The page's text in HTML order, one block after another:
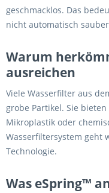
geschmacklos. Das
nicht automatisch
Warum
ausreichen
Viele Wasserfilter aus
grobe Partikel. Sie
Mikroplastik oder
Wasserfiltersystem geht
Technologie.
Was eSpring™